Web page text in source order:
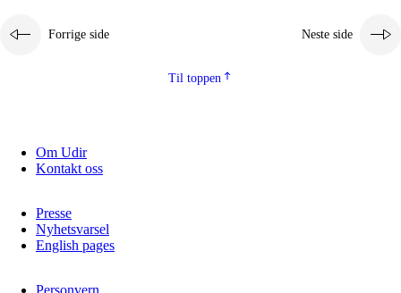
Forrige side Neste side
Til toppen
Om Udir
Kontakt oss
Presse
Nyhetsvarsel
English pages